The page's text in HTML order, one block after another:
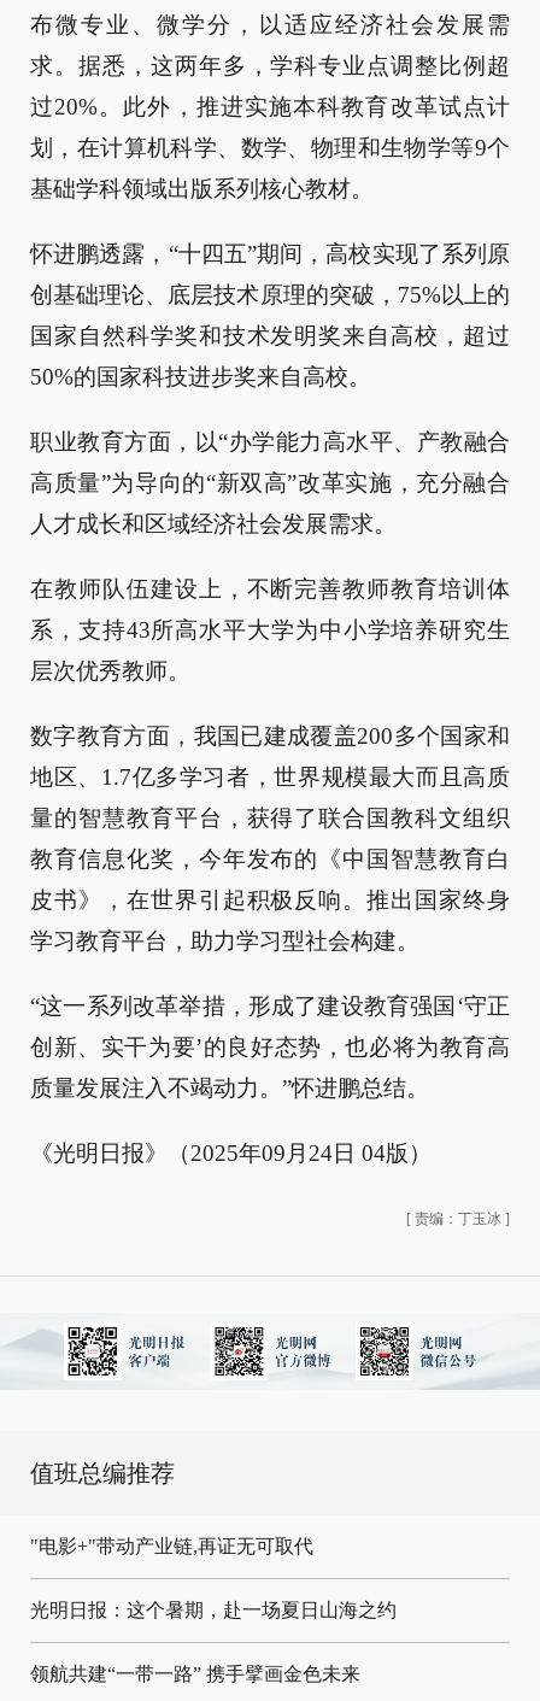
布微专业、微学分，以适应经济社会发展需
求。据悉，这两年多，学科专业点调整比例超
过20%。此外，推进实施本科教育改革试点计
划，在计算机科学、数学、物理和生物学等9个
基础学科领域出版系列核心教材。
怀进鹏透露，“十四五”期间，高校实现了系列原
创基础理论、底层技术原理的突破，75%以上的
国家自然科学奖和技术发明奖来自高校，超过
50%的国家科技进步奖来自高校。
职业教育方面，以“办学能力高水平、产教融合
高质量”为导向的“新双高”改革实施，充分融合
人才成长和区域经济社会发展需求。
在教师队伍建设上，不断完善教师教育培训体
系，支持43所高水平大学为中小学培养研究生
层次优秀教师。
数字教育方面，我国已建成覆盖200多个国家和
地区、1.7亿多学习者，世界规模最大而且高质
量的智慧教育平台，获得了联合国教科文组织
教育信息化奖，今年发布的《中国智慧教育白
皮书》，在世界引起积极反响。推出国家终身
学习教育平台，助力学习型社会构建。
“这一系列改革举措，形成了建设教育强国‘守正
创新、实干为要’的良好态势，也必将为教育高
质量发展注入不竭动力。”怀进鹏总结。
《光明日报》（2025年09月24日 04版）
[ 责编：丁玉冰 ]
值班总编推荐
"电影+"带动产业链,再证无可取代
光明日报：这个暑期，赴一场夏日山海之约
领航共建“一带一路” 携手擘画金色未来